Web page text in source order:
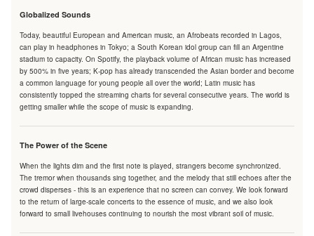
Globalized Sounds
Today, beautiful European and American music, an Afrobeats recorded in Lagos,
can play in headphones in Tokyo; a South Korean idol group can fill an Argentine
stadium to capacity. On Spotify, the playback volume of African music has increased
by 500% in five years; K-pop has already transcended the Asian border and become
a common language for young people all over the world; Latin music has
consistently topped the streaming charts for several consecutive years. The world is
getting smaller while the scope of music is expanding.
The Power of the Scene
When the lights dim and the first note is played, strangers become synchronized.
The tremor when thousands sing together, and the melody that still echoes after the
crowd disperses - this is an experience that no screen can convey. We look forward
to the return of large-scale concerts to the essence of music, and we also look
forward to small livehouses continuing to nourish the most vibrant soil of music.